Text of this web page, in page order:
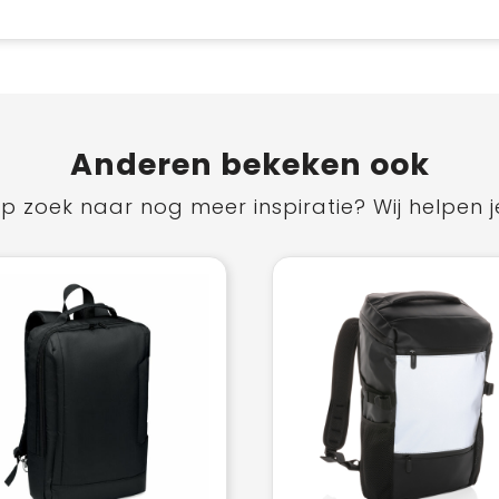
Anderen bekeken ook
zoek naar nog meer inspiratie? Wij helpen